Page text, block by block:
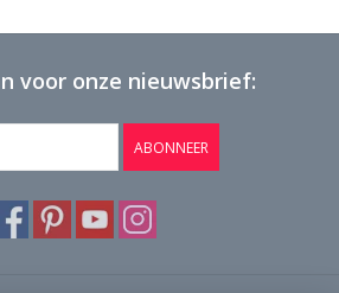
voor onze nieuwsbrief:
ABONNEER